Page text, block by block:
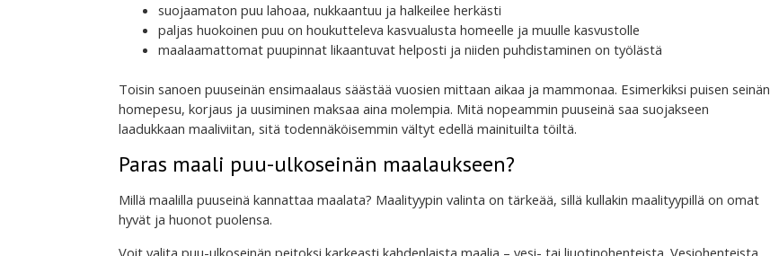
suojaamaton puu lahoaa, nukkaantuu ja halkeilee herkästi
paljas huokoinen puu on houkutteleva kasvualusta homeelle ja muulle kasvustolle
maalaamattomat puupinnat likaantuvat helposti ja niiden puhdistaminen on työlästä
Toisin sanoen puuseinän ensimaalaus säästää vuosien mittaan aikaa ja mammonaa. Esimerkiksi puisen seinän
homepesu, korjaus ja uusiminen maksaa aina molempia. Mitä nopeammin puuseinä saa suojakseen
laadukkaan maaliviitan, sitä todennäköisemmin vältyt edellä mainituilta töiltä.
Paras maali puu-ulkoseinän maalaukseen?
Millä maalilla puuseinä kannattaa maalata? Maalityypin valinta on tärkeää, sillä kullakin maalityypillä on omat
hyvät ja huonot puolensa.